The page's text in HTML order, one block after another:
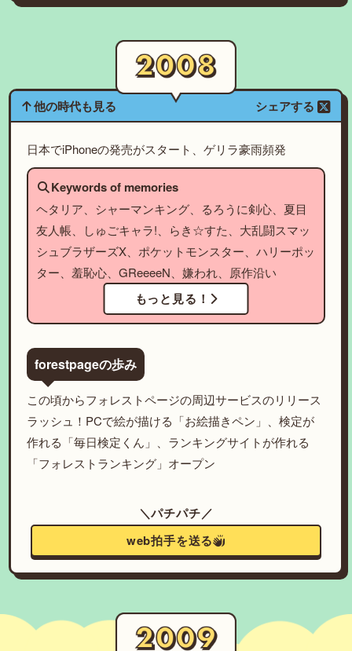
他の時代も見る シェアする
日本でiPhoneの発売がスタート、ゲリラ豪雨頻発
Keywords of memories
ヘタリア、シャーマンキング、るろうに剣心、夏目
友人帳、しゅごキャラ!、らき☆すた、大乱闘スマッ
シュブラザーズX、ポケットモンスター、ハリーポッ
ター、羞恥心、GReeeeN、嫌われ、原作沿い
もっと見る！
forestpageの歩み
この頃からフォレストページの周辺サービスのリリース
ラッシュ！PCで絵が描ける「お絵描きペン」、検定が
作れる「毎日検定くん」、ランキングサイトが作れる
「フォレストランキング」オープン
＼パチパチ／
web拍手を送る